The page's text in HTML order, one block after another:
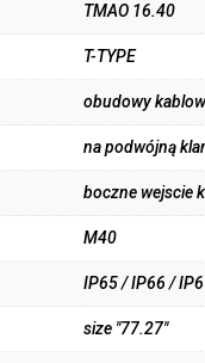
TMAO 16.40
T-TYPE
obudowy
na podwójną
boczne wejscie
M40
IP65 / IP66 /
size "77.27"